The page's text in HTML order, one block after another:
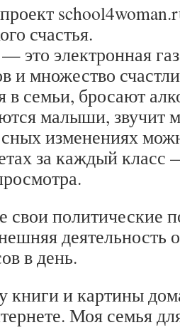
счастья.
электронная
и множество
семьи, бросают
малыши,
изменениях
за каждый
свои политические
деятельность
в день.
книги и картины
Моя семья